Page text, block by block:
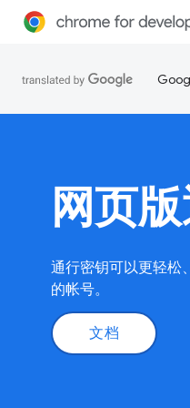
网页
通行密钥可以更轻松
的帐号。
文档